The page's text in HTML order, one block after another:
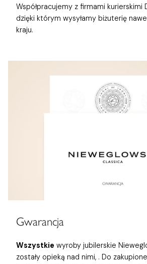
Współpracujemy z firmami kurierskimi
dzięki którym wysyłamy biżuterię
kraju.
Gwarancja
Wszystkie wyroby jubilerskie
zostały opieką nad nimi, . Do